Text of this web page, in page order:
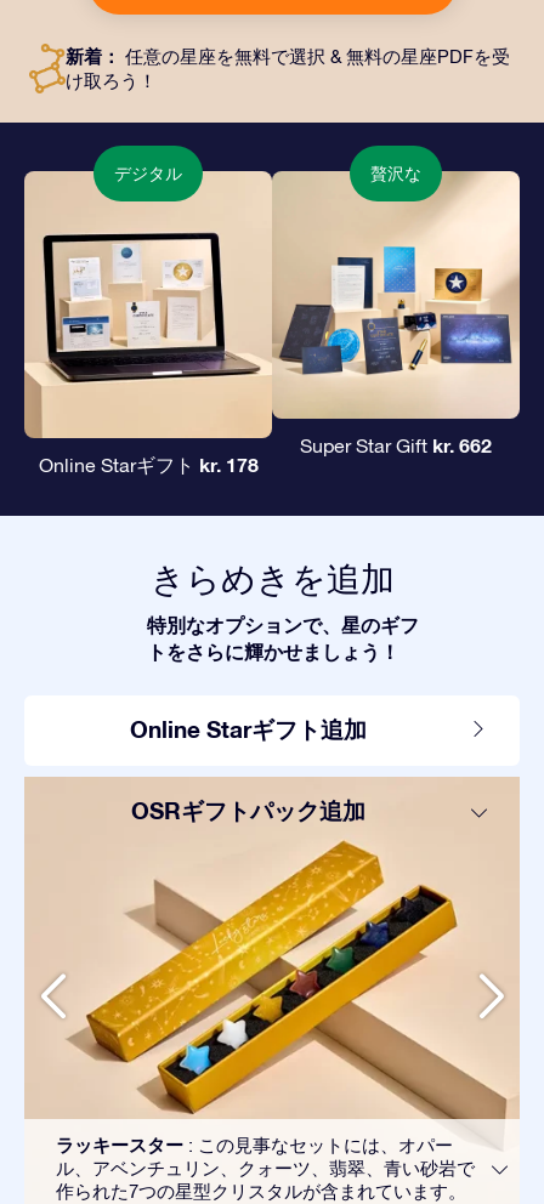
のアプリを無料で利用できます。大切や人や友達に永遠
新着： 任意の星座を無料で選択 & 無料の星座PDFを受
け取ろう！
デジタル
Online Starギフト kr. 178
贅沢な
Super Star Gift kr. 662
きらめきを追加
特別なオプションで、星のギフ
トをさらに輝かせましょう！
Online Starギフト追加
OSRギフトパック追加
ラッキースター : この見事なセットには、オパー
ル、アベンチュリン、クォーツ、翡翠、青い砂岩で
作られた7つの星型クリスタルが含まれています。